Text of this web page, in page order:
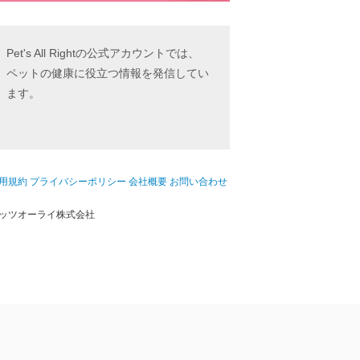
Pet's All Rightの公式アカウントでは、
ペットの健康に役立つ情報を発信してい
ます。
規約 プライバシーポリシー 会社概要 お問い合わせ
ツオーライ株式会社